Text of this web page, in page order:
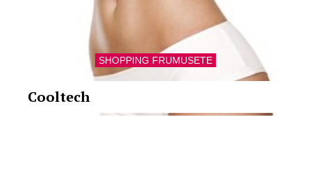
SHOPPING FRUMUSETE
Cooltech